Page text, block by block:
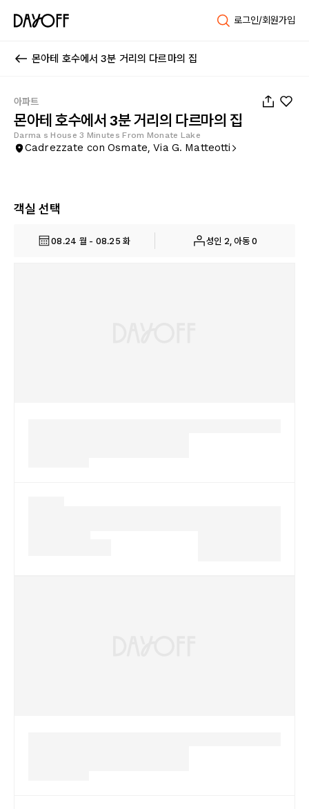
로그인/회원가입
몬아테 호수에서 3분 거리의 다르마의 집
아파트
몬아테 호수에서 3분 거리의 다르마의 집
Darma s House 3 Minutes From Monate Lake
Cadrezzate con Osmate, Via G. Matteotti
객실 선택
08.24 월 - 08.25 화 성인 2, 아동 0